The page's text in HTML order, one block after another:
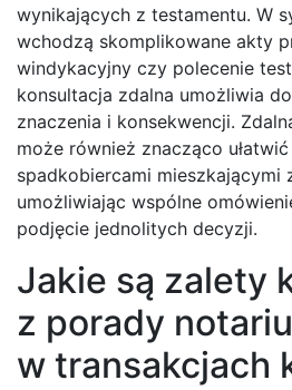
wynikających z testamentu. W
wchodzą skomplikowane akty
windykacyjny czy polecenie
konsultacja zdalna umożliwia
znaczenia i konsekwencji.
może również znacząco
spadkobiercami mieszkającymi
umożliwiając wspólne
podjęcie jednolitych decyzji.
Jakie są zalety
z porady
w transakcjach